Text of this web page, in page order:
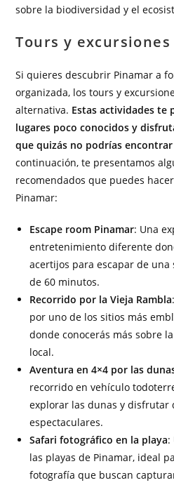
sobre la biodiversidad y el
Tours y excursiones
Si quieres descubrir Pinamar a
organizada, los tours y
alternativa. Estas actividades
lugares poco conocidos y
que quizás no podrías
continuación, te presentamos
recomendados que puedes
Pinamar:
Escape room Pinamar: Una
entretenimiento diferente
acertijos para escapar de una
de 60 minutos.
Recorrido por la Vieja Rambla
por uno de los sitios más
donde conocerás más sobre
local.
Aventura en 4×4 por las
recorrido en vehículo
explorar las dunas y disfrutar
espectaculares.
Safari fotográfico en la playa:
las playas de Pinamar, ideal
fotografía que buscan